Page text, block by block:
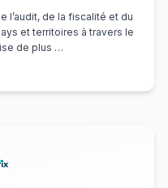
l’audit, de la fiscalité et du
et territoires à travers le
de plus …